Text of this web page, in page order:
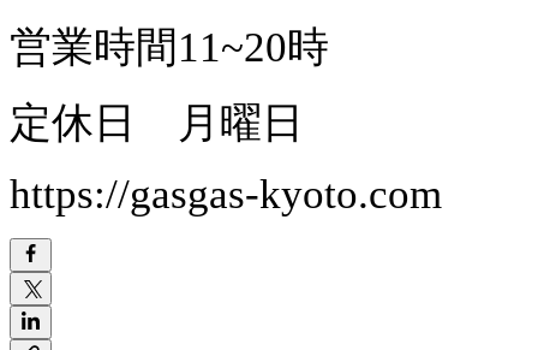
営業時間11~20時
定休日 月曜日
https://gasgas-kyoto.com